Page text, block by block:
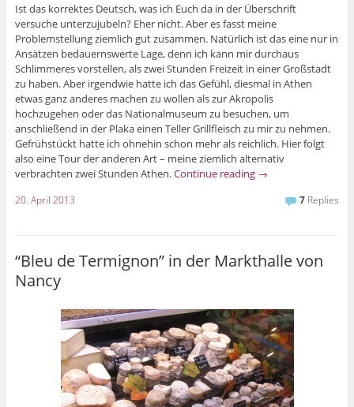
Ist das korrektes Deutsch, was ich Euch da in der Überschrift
versuche unterzujubeln? Eher nicht. Aber es fasst meine
Problemstellung ziemlich gut zusammen. Natürlich ist das eine nur in
Ansätzen bedauernswerte Lage, denn ich kann mir durchaus
Schlimmeres vorstellen, als zwei Stunden Freizeit in einer Großstadt
zu haben. Aber irgendwie hatte ich das Gefühl, diesmal in Athen
etwas ganz anderes machen zu wollen als zur Akropolis
hochzugehen oder das Nationalmuseum zu besuchen, um
anschließend in der Plaka einen Teller Grillfleisch zu mir zu nehmen.
Gefrühstückt hatte ich ohnehin schon mehr als reichlich. Hier folgt
also eine Tour der anderen Art – meine ziemlich alternativ
verbrachten zwei Stunden Athen.Continue reading →
20. April 2013 7 Replies
“Bleu de Termignon” in der Markthalle von
Nancy